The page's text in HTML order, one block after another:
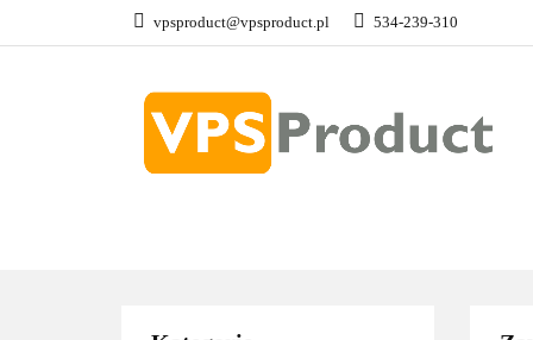
vpsproduct@vpsproduct.pl 534-239-310
GRZEJNIKI